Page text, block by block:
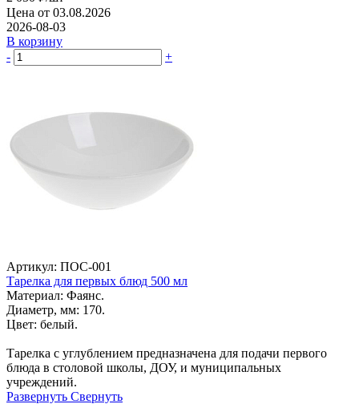
Цена от 03.08.2026
2026-08-03
В корзину
-
+
Артикул: ПОС-001
Тарелка для первых блюд 500 мл
Материал: Фаянс.
Диаметр, мм: 170.
Цвет: белый.
Тарелка с углублением предназначена для подачи первого
блюда в столовой школы, ДОУ, и муниципальных
учреждений.
Развернуть Свернуть